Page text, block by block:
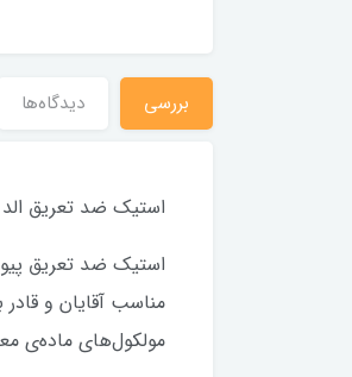
بررسی دیدگاه‌ها
استیک ضد تعریق
مناسب آقایان و
مولکول‌های ماده‌ی